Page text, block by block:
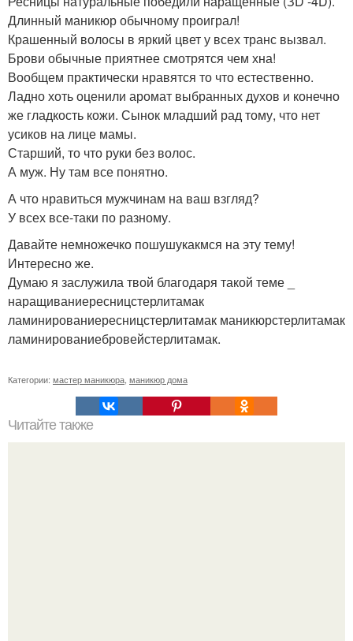
Длинный маникюр обычному проиграл!
Крашенный волосы в яркий цвет у всех транс вызвал.
Брови обычные приятнее смотрятся чем хна!
Вообщем практически нравятся то что естественно.
Ладно хоть оценили аромат выбранных духов и конечно
же гладкость кожи. Сынок младший рад тому, что нет
усиков на лице мамы.
Старший, то что руки без волос.
А муж. Ну там все понятно.
А что нравиться мужчинам на ваш взгляд?
У всех все-таки по разному.
Давайте немножечко пошушукакмся на эту тему!
Интересно же.
Думаю я заслужила твой благодаря такой теме _
наращиваниересницстерлитамак
ламинированиересницстерлитамак маникюрстерлитамак
ламинированиебровейстерлитамак.
Категории: мастер маникюра маникюр дома
Читайте также